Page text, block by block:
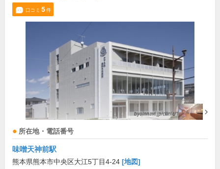
口コミ 5件
所在地・電話番号
味噌天神前駅
熊本県熊本市中央区大江5丁目4-24 [地図]